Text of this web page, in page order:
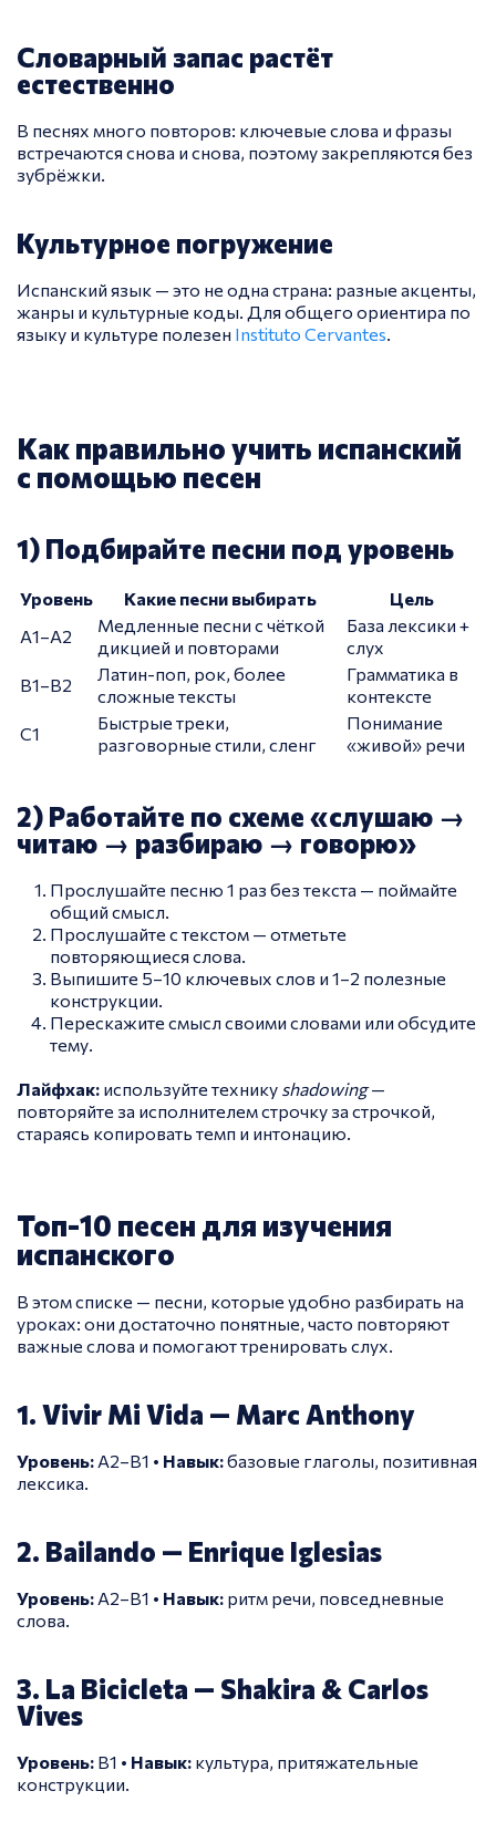
Словарный запас растёт
естественно
В песнях много повторов: ключевые слова и фразы
встречаются снова и снова, поэтому закрепляются без
зубрёжки.
Культурное погружение
Испанский язык — это не одна страна: разные акценты,
жанры и культурные коды. Для общего ориентира по
языку и культуре полезен Instituto Cervantes
Как правильно учить испанский
с помощью песен
1) Подбирайте песни под уровень
Уровень Какие песни выбирать
Цель
A1–A2
Медленные песни с чёткой
дикцией и повторами
База лексики +
слух
B1–B2
Латин-поп, рок, более
сложные тексты
Грамматика в
контексте
C1
Быстрые треки,
разговорные стили, сленг
Понимание
«живой» речи
2) Работайте по схеме «слушаю →
читаю → разбираю → говорю»
Прослушайте песню 1 раз без текста — поймайте
общий смысл.
Прослушайте с текстом — отметьте
повторяющиеся слова.
Выпишите 5–10 ключевых слов и 1–2 полезные
конструкции.
Перескажите смысл своими словами или обсудите
тему.
Лайфхак: используйте технику shadowing—
повторяйте за исполнителем строчку за строчкой,
стараясь копировать темп и интонацию.
Топ-10 песен для изучения
испанского
В этом списке — песни, которые удобно разбирать на
уроках: они достаточно понятные, часто повторяют
важные слова и помогают тренировать слух.
1. Vivir Mi Vida — Marc Anthony
Уровень: A2–B1 • Навык:базовые глаголы, позитивная
лексика.
2. Bailando — Enrique Iglesias
Уровень: A2–B1 • Навык: ритм речи, повседневные
слова.
3. La Bicicleta — Shakira & Carlos
Vives
Уровень: B1 • Навык: культура, притяжательные
конструкции.